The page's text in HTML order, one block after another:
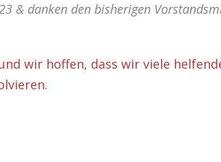
& danken den bisherigen
wir hoffen, dass wir viele